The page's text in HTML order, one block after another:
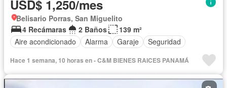
USD$ 1,250/mes
Belisario Porras, San Miguelito
4 Recámaras
2 Baños
139 m²
Aire acondicionado
Alarma Garaje Seguridad
Hace 1 semana, 10 horas en - C&M BIENES RAICES PANAMÁ